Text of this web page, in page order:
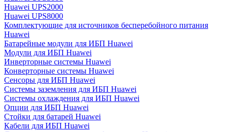
Huawei UPS2000
Huawei UPS8000
Комплектующие для источников бесперебойного питания
Huawei
Батарейные модули для ИБП Huawei
Модули для ИБП Huawei
Инверторные системы Huawei
Конверторные системы Huawei
Сенсоры для ИБП Huawei
Системы заземления для ИБП Huawei
Системы охлаждения для ИБП Huawei
Опции для ИБП Huawei
Стойки для батарей Huawei
Кабели для ИБП Huawei